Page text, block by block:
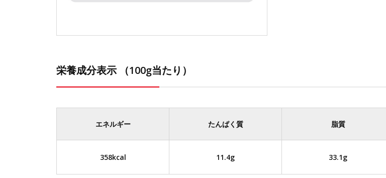
栄養成分表示 （100g当たり）
エネルギー たんぱく質 脂質
358kcal 11.4g 33.1g